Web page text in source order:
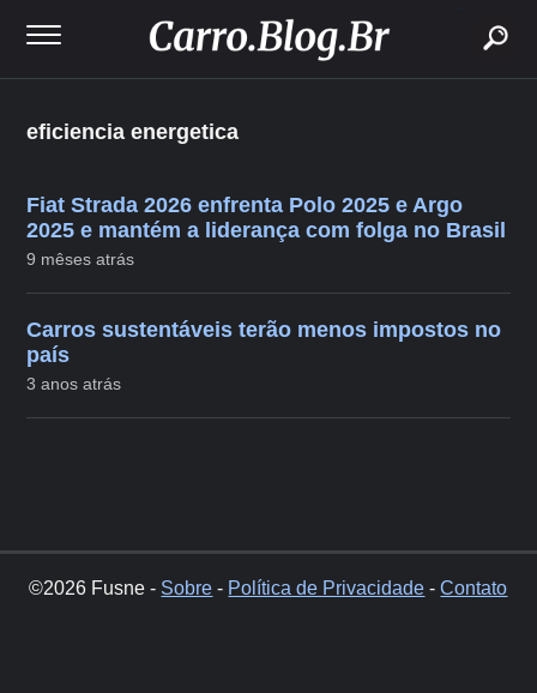
eficiencia energetica
Fiat Strada 2026 enfrenta Polo 2025 e Argo
2025 e mantém a liderança com folga no Brasil
9 mêses atrás
Carros sustentáveis terão menos impostos no
país
3 anos atrás
©2026 Fusne - Sobre - Política de Privacidade -Contato